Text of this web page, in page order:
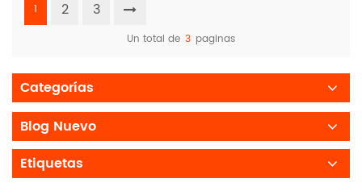
1 2 3
Un total de 3 paginas
Categorías
Blog Nuevo
Etiquetas